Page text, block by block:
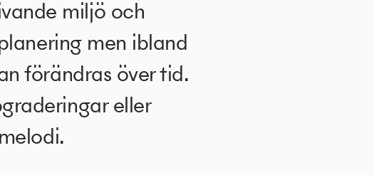
miljö och
men ibland
förändras över tid.
eller